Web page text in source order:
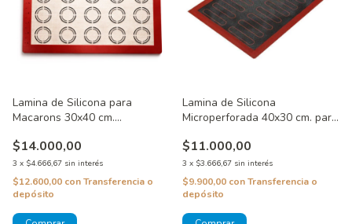
Lamina de Silicona para
Macarons 30x40 cm.
$14.000,00
3 x $4.666,67 sin interés
$12.600,00 conTransferencia o
depósito
Lamina de Silicona
Microperforada 40x30 cm. para
$11.000,00
3 x $3.666,67 sin interés
$9.900,00 conTransferencia o
depósito